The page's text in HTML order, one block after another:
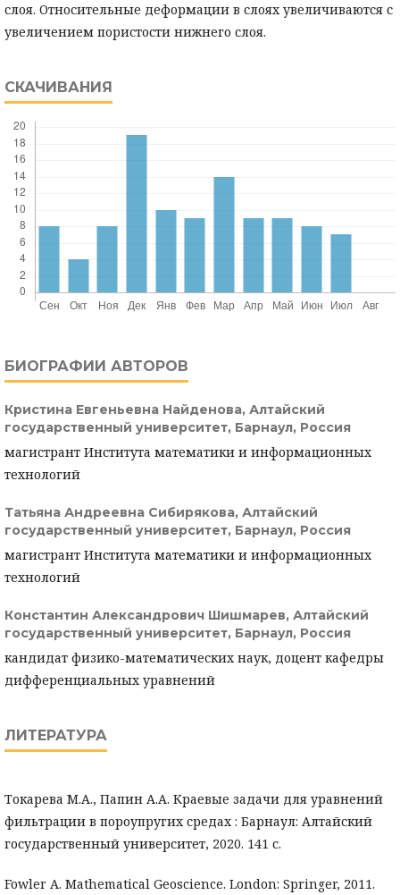
слоя. Относительные деформации в слоях увеличиваются с
увеличением пористости нижнего слоя.
СКАЧИВАНИЯ
БИОГРАФИИ АВТОРОВ
Кристина Евгеньевна Найденова, Алтайский
государственный университет, Барнаул, Россия
магистрант Института математики и информационных
технологий
Татьяна Андреевна Сибирякова, Алтайский
государственный университет, Барнаул, Россия
магистрант Института математики и информационных
технологий
Константин Александрович Шишмарев, Алтайский
государственный университет, Барнаул, Россия
кандидат физико-математических наук, доцент кафедры
дифференциальных уравнений
ЛИТЕРАТУРА
Токарева М.А., Папин А.А. Краевые задачи для уравнений
фильтрации в пороупругих средах : Барнаул: Алтайский
государственный университет, 2020. 141 с.
Fowler A. Mathematical Geoscience. London: Springer, 2011.